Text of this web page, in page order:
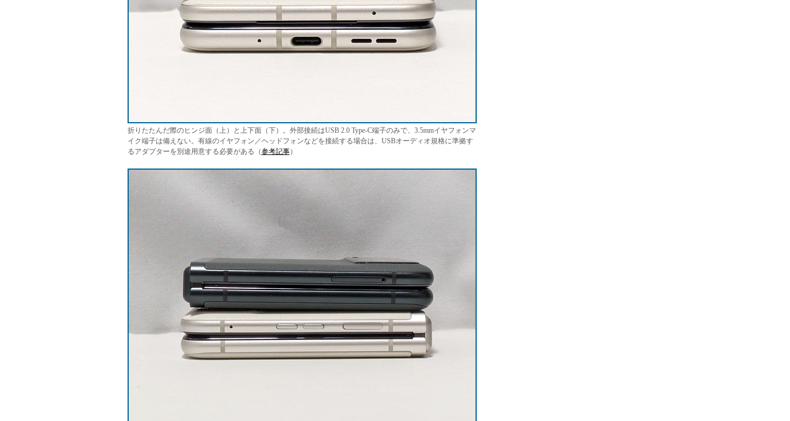
折りたたんだ際のヒンジ面（上）と上下面（下）。外部接続はUSB 2.0 Type-C端子のみで、3.5mmイヤフォンマ
イク端子は備えない。有線のイヤフォン／ヘッドフォンなどを接続する場合は、USBオーディオ規格に準拠す
るアダプターを別途用意する必要がある（参考記事）